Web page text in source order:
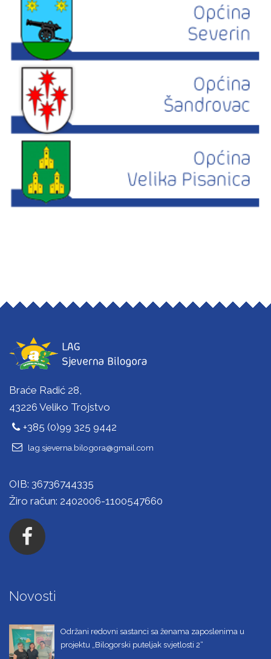
Braće Radić 28,
43226 Veliko Trojstvo
+385 (0)99 325 9442
lag.sjeverna.bilogora@gmail.com
OIB: 36736744335
Žiro račun: 2402006-1100547660
Novosti
Održani redovni sastanci sa ženama zaposlenima u
projektu „Bilogorski puteljak svjetlosti 2“